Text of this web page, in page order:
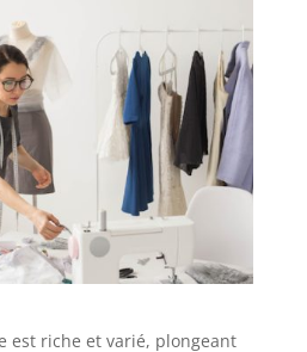
est riche et varié, plongeant